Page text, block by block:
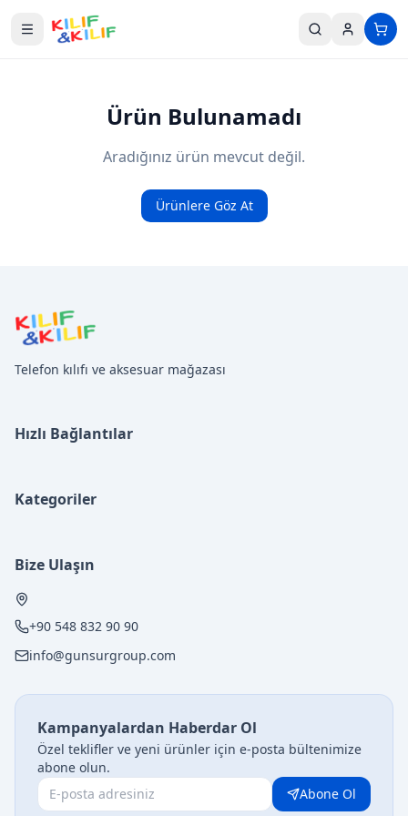
Ürün Bulunamadı
Aradığınız ürün mevcut değil.
Ürünlere Göz At
Telefon kılıfı ve aksesuar mağazası
Hızlı Bağlantılar
Kategoriler
Bize Ulaşın
+90 548 832 90 90
info@gunsurgroup.com
Kampanyalardan Haberdar Ol
Özel teklifler ve yeni ürünler için e-posta bültenimize
abone olun.
Abone Ol